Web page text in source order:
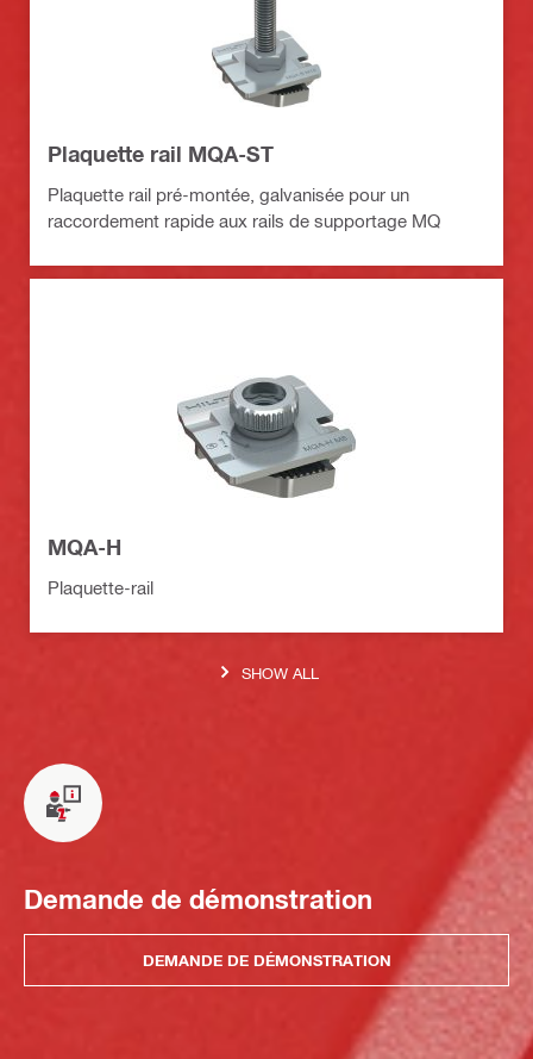
Plaquette rail MQA-ST
Plaquette rail pré-montée, galvanisée pour un
raccordement rapide aux rails de supportage MQ
MQA-H
Plaquette-rail
SHOW ALL
Demande de démonstration
DEMANDE DE DÉMONSTRATION